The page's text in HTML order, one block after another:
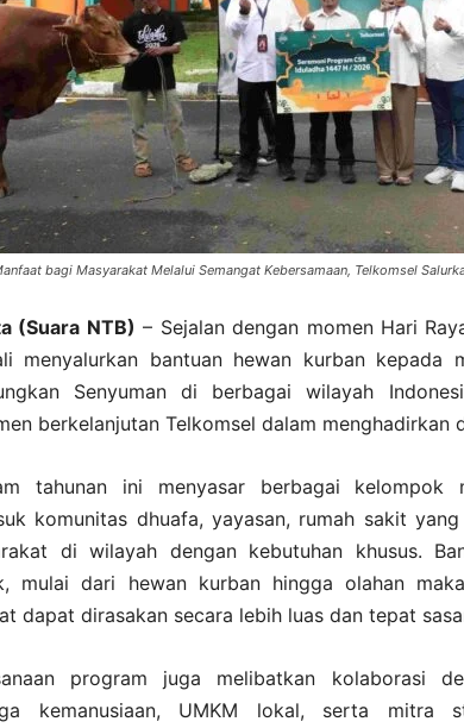
bagi Masyarakat Melalui Semangat Kebersamaan, Telkomsel
(Suara NTB) – Sejalan dengan momen Hari
menyalurkan bantuan hewan kurban kepada
Senyuman di berbagai wilayah
berkelanjutan Telkomsel dalam menghadirkan
tahunan ini menyasar berbagai kelompok
komunitas dhuafa, yayasan, rumah sakit
di wilayah dengan kebutuhan khusus.
mulai dari hewan kurban hingga olahan
dapat dirasakan secara lebih luas dan tepat
program juga melibatkan kolaborasi
kemanusiaan, UMKM lokal, serta mitra